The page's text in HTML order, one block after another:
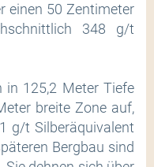
einen 50 Zentimeter
348 g/t
in 125,2 Meter Tiefe
breite Zone auf,
g/t Silberäquivalent
Bergbau sind